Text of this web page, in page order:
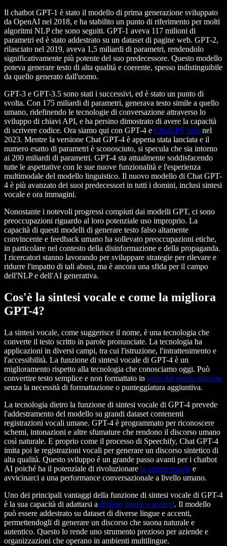
Il chatbot GPT-1 è stato il modello di prima generazione sviluppato
da OpenAI nel 2018, e ha stabilito un punto di riferimento per molti
algoritmi NLP che sono seguiti. GPT-1 aveva 117 milioni di
parametri ed è stato addestrato su un dataset di pagine web. GPT-2,
rilasciato nel 2019, aveva 1,5 miliardi di parametri, rendendolo
significativamente più potente del suo predecessore. Questo modello
poteva generare testo di alta qualità e coerente, spesso indistinguibile
da quello generato dall'uomo.
GPT-3 e GPT-3.5 sono stati i successivi, ed è stato un punto di
svolta. Con 175 miliardi di parametri, generava testo simile a quello
umano, ridefinendo le tecnologie di conversazione attraverso lo
sviluppo di chiavi API, e ha persino dimostrato di avere la capacità
di scrivere codice. Ora siamo qui con GPT-4 e ChatGPT plus nel
2023. Mentre la versione Chat GPT-4 è appena stata lanciata e il
numero esatto di parametri è sconosciuto, si specula che sia intorno
ai 200 miliardi di parametri. GPT-4 sta attualmente soddisfacendo
tutte le aspettative con le sue nuove funzionalità e l'esperienza
multimodale del modello linguistico. Il nuovo modello di Chat GPT-
4 è più avanzato dei suoi predecessori in tutti i domini, inclusi sintesi
vocale e ora immagini.
Nonostante i notevoli progressi compiuti dai modelli GPT, ci sono
preoccupazioni riguardo al loro potenziale uso improprio. La
capacità di questi modelli di generare testo falso altamente
convincente e feedback umano ha sollevato preoccupazioni etiche,
in particolare nel contesto della disinformazione e della propaganda.
I ricercatori stanno lavorando per sviluppare strategie per rilevare e
ridurre l'impatto di tali abusi, ma è ancora una sfida per il campo
dell'NLP e dell'AI generativa.
Cos'è la sintesi vocale e come la migliora
GPT-4?
La sintesi vocale, come suggerisce il nome, è una tecnologia che
converte il testo scritto in parole pronunciate. La tecnologia ha
applicazioni in diversi campi, tra cui l'istruzione, l'intrattenimento e
l'accessibilità. La funzione di sintesi vocale di GPT-4 è un
miglioramento rispetto alla tecnologia che conosciamo oggi. Può
convertire testo semplice e non formattato in voce dal suono naturale
senza la necessità di formattazione o punteggiatura aggiuntiva.
La tecnologia dietro la funzione di sintesi vocale di GPT-4 prevede
l'addestramento del modello su grandi dataset contenenti
registrazioni vocali umane. GPT-4 è programmato per riconoscere
schemi, intonazioni e altre sfumature che rendono il discorso umano
così naturale. E proprio come il processo di Speechify, Chat GPT-4
imita poi le registrazioni vocali per generare un discorso sintetico di
alta qualità. Questo sviluppo è un grande passo avanti per i chatbot
AI poiché ha il potenziale di rivoluzionare la sintesi vocale e
avvicinarci a una performance conversazionale a livello umano.
Uno dei principali vantaggi della funzione di sintesi vocale di GPT-4
è la sua capacità di adattarsi a diverse lingue e accenti. Il modello
può essere addestrato su dataset di diverse lingue e accenti,
permettendogli di generare un discorso che suona naturale e
autentico. Questo lo rende uno strumento prezioso per aziende e
organizzazioni che operano in ambienti multilingue.